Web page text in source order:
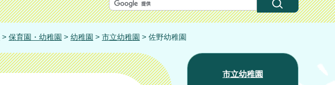
> 保育園・幼稚園 > 幼稚園 > 市立幼稚園 > 佐野幼稚園
市立幼稚園